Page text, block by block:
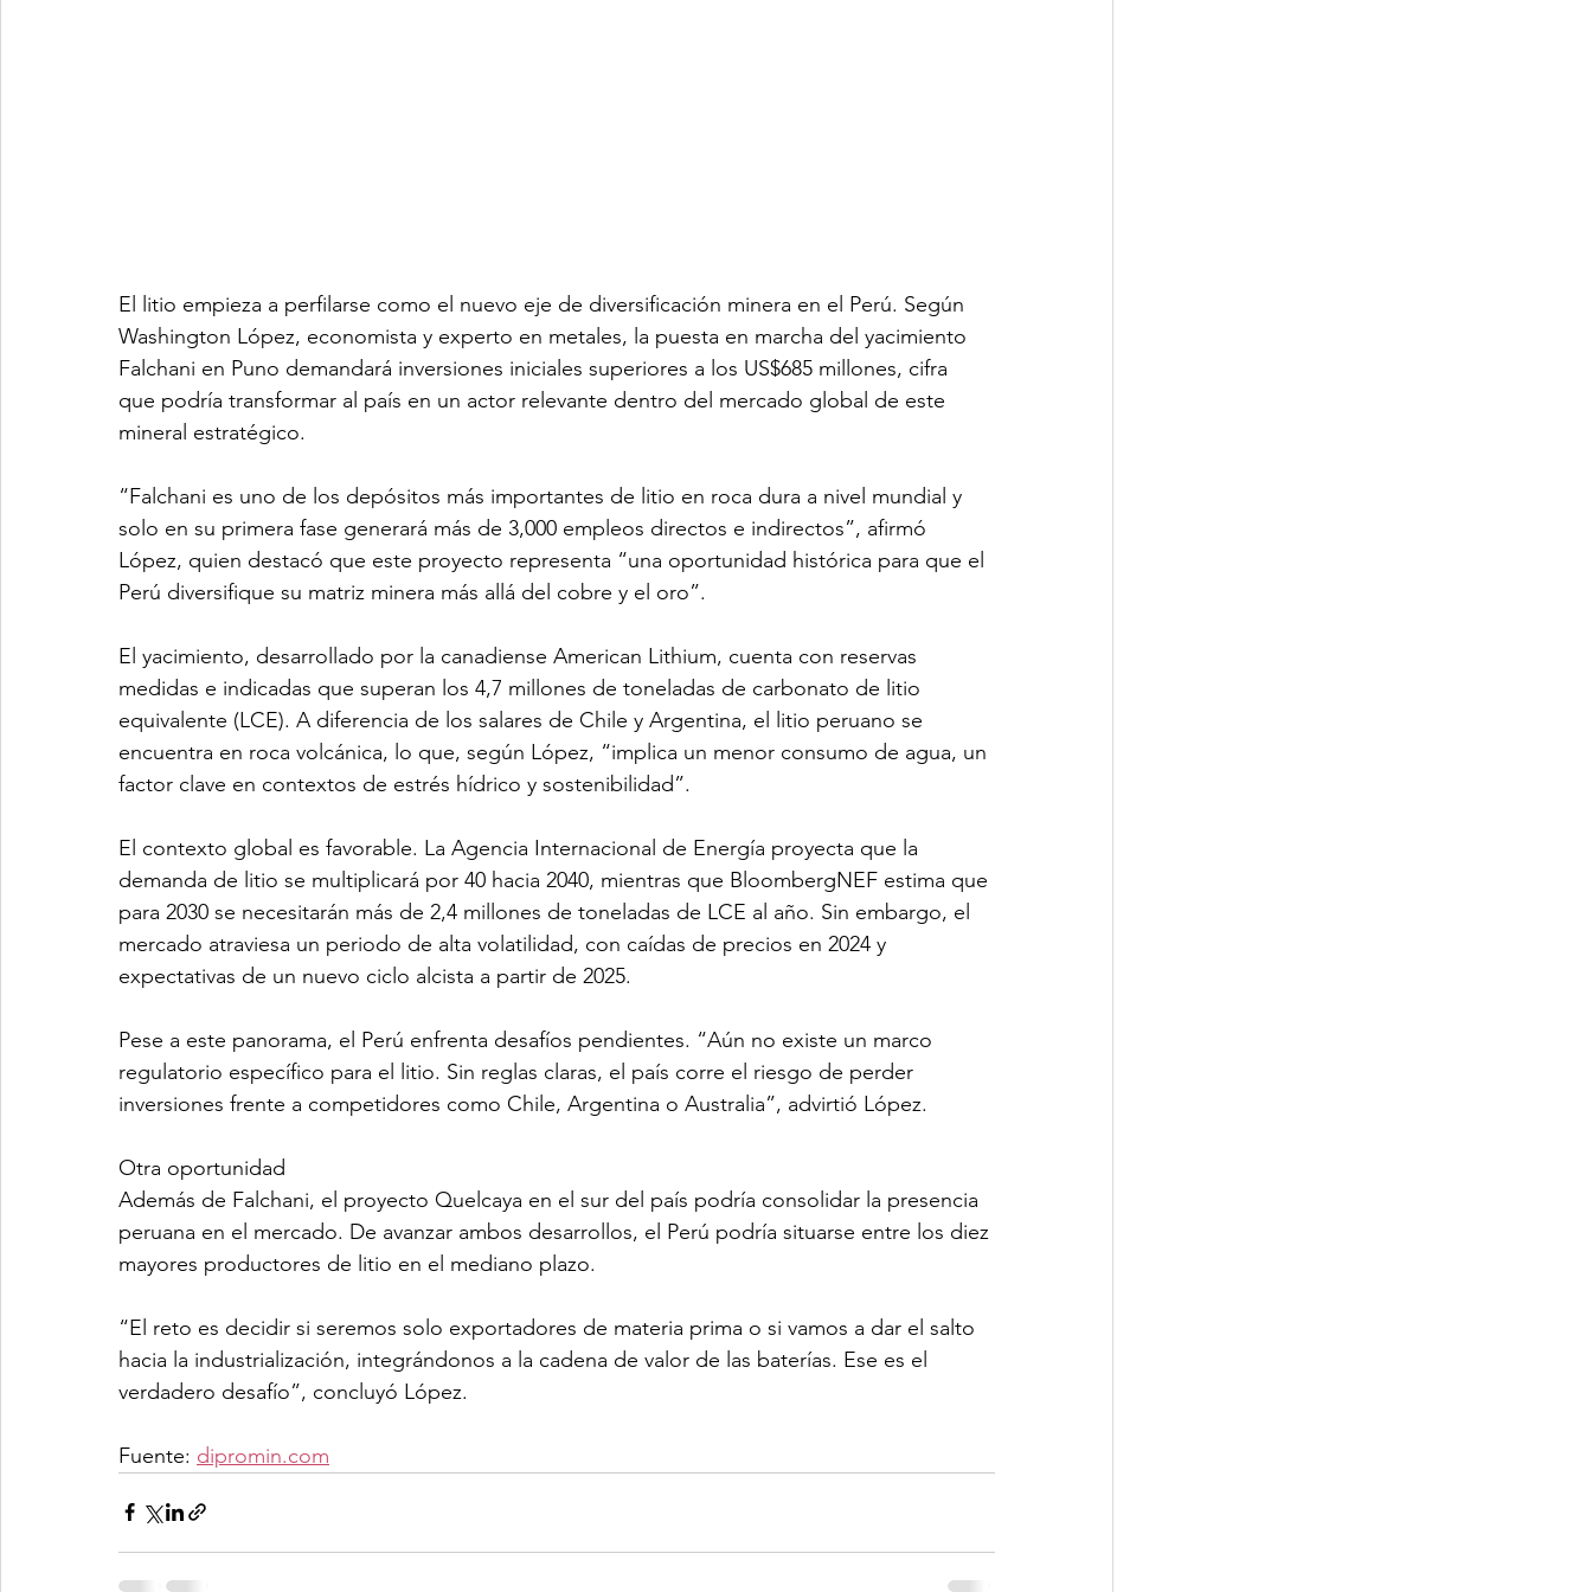
El litio empieza a perfilarse como el nuevo eje de diversificación minera en el Perú. Según
Washington López, economista y experto en metales, la puesta en marcha del yacimiento
Falchani en Puno demandará inversiones iniciales superiores a los US$685 millones, cifra
que podría transformar al país en un actor relevante dentro del mercado global de este
mineral estratégico.
“Falchani es uno de los depósitos más importantes de litio en roca dura a nivel mundial y
solo en su primera fase generará más de 3,000 empleos directos e indirectos”, afirmó
López, quien destacó que este proyecto representa “una oportunidad histórica para que el
Perú diversifique su matriz minera más allá del cobre y el oro”.
El yacimiento, desarrollado por la canadiense American Lithium, cuenta con reservas
medidas e indicadas que superan los 4,7 millones de toneladas de carbonato de litio
equivalente (LCE). A diferencia de los salares de Chile y Argentina, el litio peruano se
encuentra en roca volcánica, lo que, según López, “implica un menor consumo de agua, un
factor clave en contextos de estrés hídrico y sostenibilidad”.
El contexto global es favorable. La Agencia Internacional de Energía proyecta que la
demanda de litio se multiplicará por 40 hacia 2040, mientras que BloombergNEF estima que
para 2030 se necesitarán más de 2,4 millones de toneladas de LCE al año. Sin embargo, el
mercado atraviesa un periodo de alta volatilidad, con caídas de precios en 2024 y
expectativas de un nuevo ciclo alcista a partir de 2025.
Pese a este panorama, el Perú enfrenta desafíos pendientes. “Aún no existe un marco
regulatorio específico para el litio. Sin reglas claras, el país corre el riesgo de perder
inversiones frente a competidores como Chile, Argentina o Australia”, advirtió López.
Otra oportunidad
Además de Falchani, el proyecto Quelcaya en el sur del país podría consolidar la presencia
peruana en el mercado. De avanzar ambos desarrollos, el Perú podría situarse entre los diez
mayores productores de litio en el mediano plazo.
“El reto es decidir si seremos solo exportadores de materia prima o si vamos a dar el salto
hacia la industrialización, integrándonos a la cadena de valor de las baterías. Ese es el
verdadero desafío”, concluyó López.
Fuente: dipromin.com